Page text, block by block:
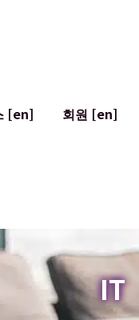
[en] 회원 [en]
사이버 범죄
IT